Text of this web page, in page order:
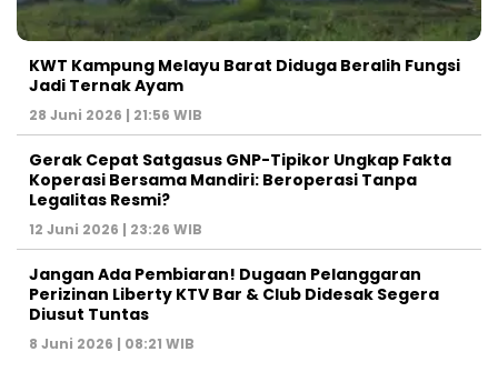
KWT Kampung Melayu Barat Diduga Beralih Fungsi
Jadi Ternak Ayam
28 Juni 2026 | 21:56 WIB
Gerak Cepat Satgasus GNP-Tipikor Ungkap Fakta
Koperasi Bersama Mandiri: Beroperasi Tanpa
Legalitas Resmi?
12 Juni 2026 | 23:26 WIB
Jangan Ada Pembiaran! Dugaan Pelanggaran
Perizinan Liberty KTV Bar & Club Didesak Segera
Diusut Tuntas
8 Juni 2026 | 08:21 WIB